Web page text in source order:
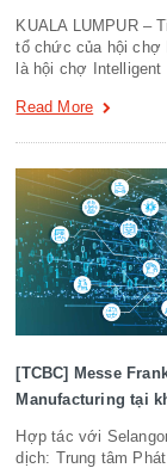
KUALA LUMPUR –
tổ chức của hội chợ
là hội chợ Intelligent
Read More
[TCBC] Messe
Manufacturing tại
Hợp tác với
dịch: Trung tâm